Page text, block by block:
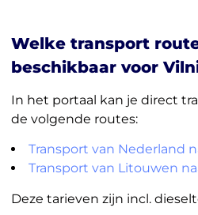
Welke transport
beschikbaar voor
In het portaal kan je direct
de volgende routes:
Transport van Nederland
Transport van Litouwen
Deze tarieven zijn incl.